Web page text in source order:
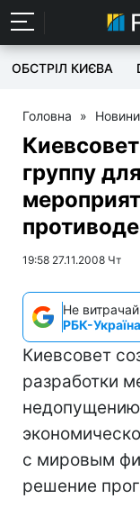
ОБСТРІЛ КИЄВА
Головна » Новини
группу
19:58 27.11.2008 Чт
Не
РБК-
Киевсовет
разработки
с мировым
решение